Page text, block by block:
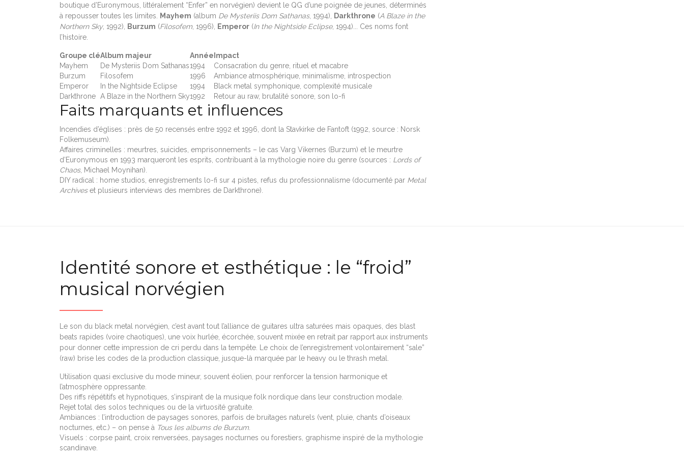
boutique d’Euronymous, littéralement “Enfer” en norvégien) devient le QG d’une poignée de jeunes, déterminés
à repousser toutes les limites.
Mayhem (album De Mysteriis Dom Sathanas, 1994), Darkthrone (A Blaze in the
Northern Sky, 1992), Burzum (Filosofem , 1996), Emperor (In the Nightside Eclipse, 1994)... Ces noms font
l’histoire.
Groupe cléAlbum majeur Année Impact
Mayhem
De Mysteriis Dom Sathanas1994
Consacration du genre, rituel et macabre
Burzum
Filosofem 1996
Ambiance atmosphérique, minimalisme, introspection
Emperor
In the Nightside Eclipse 1994
Black metal symphonique, complexité musicale
Darkthrone A Blaze in the Northern Sky1992 Retour au raw, brutalité sonore, son lo-fi
Faits marquants et influences
Incendies d’églises : près de 50 recensés entre 1992 et 1996, dont la Stavkirke de Fantoft (1992, source : Norsk
Folkemuseum).
Affaires criminelles : meurtres, suicides, emprisonnements – le cas Varg Vikernes (Burzum) et le meurtre
d’Euronymous en 1993 marqueront les esprits, contribuant à la mythologie noire du genre (sources : Lords of
Chaos, Michael Moynihan).
DIY radical : home studios, enregistrements lo-fi sur 4 pistes, refus du professionnalisme (documenté par Metal
Archiveset plusieurs interviews des membres de Darkthrone).
Identité sonore et esthétique : le “froid”
musical norvégien
Le son du black metal norvégien, c’est avant tout l’alliance de guitares ultra saturées mais opaques, des blast
beats rapides (voire chaotiques), une voix hurlée, écorchée, souvent mixée en retrait par rapport aux instruments
pour donner cette impression de cri perdu dans la tempête. Le choix de l’enregistrement volontairement “sale”
(raw) brise les codes de la production classique, jusque-là marquée par le heavy ou le thrash metal.
Utilisation quasi exclusive du mode mineur, souvent éolien, pour renforcer la tension harmonique et
l’atmosphère oppressante.
Des riffs répétitifs et hypnotiques, s’inspirant de la musique folk nordique dans leur construction modale.
Rejet total des solos techniques ou de la virtuosité gratuite.
Ambiances : l’introduction de paysages sonores, parfois de bruitages naturels (vent, pluie, chants d’oiseaux
nocturnes, etc.) – on pense à Tous les albums de Burzum
Visuels : corpse paint, croix renversées, paysages nocturnes ou forestiers, graphisme inspiré de la mythologie
scandinave.